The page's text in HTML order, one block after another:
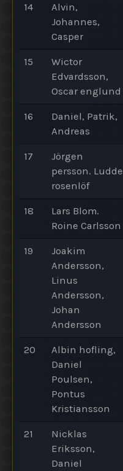
14
Alvin,
Johannes,
Casper
15
Wictor
Edvardsson,
Oscar englund
16
Daniel, Patrik,
Andreas
17
Jörgen
persson. Ludde
rosenlöf
18
Lars Blom.
Roine Carlsson
19
Joakim
Andersson,
Linus
Andersson,
Johan
Andersson
20
Albin hofling,
Daniel
Poulsen,
Pontus
Kristiansson
21
Nicklas
Eriksson,
Daniel